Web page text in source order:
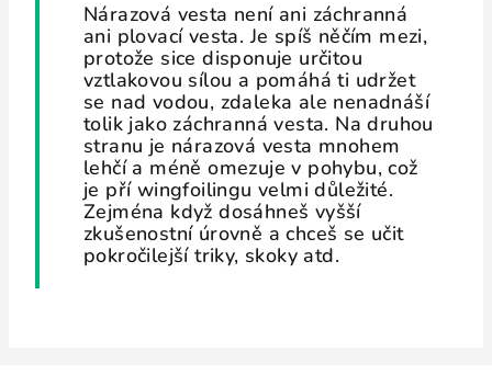
Nárazová vesta není ani záchranná
ani plovací vesta. Je spíš něčím mezi,
protože sice disponuje určitou
vztlakovou sílou a pomáhá ti udržet
se nad vodou, zdaleka ale nenadnáší
tolik jako záchranná vesta. Na druhou
stranu je nárazová vesta mnohem
lehčí a méně omezuje v pohybu, což
je pří wingfoilingu velmi důležité.
Zejména když dosáhneš vyšší
zkušenostní úrovně a chceš se učit
pokročilejší triky, skoky atd.